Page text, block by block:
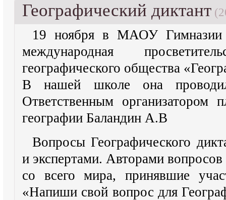
Географический диктант
19 ноября в МАОУ Гимназии
международная
географического общества
В нашей школе она
Ответственным организатором
географии Баландин А.В
Вопросы Географического
и экспертами. Авторами
со всего мира, принявшие
«Напиши свой вопрос для